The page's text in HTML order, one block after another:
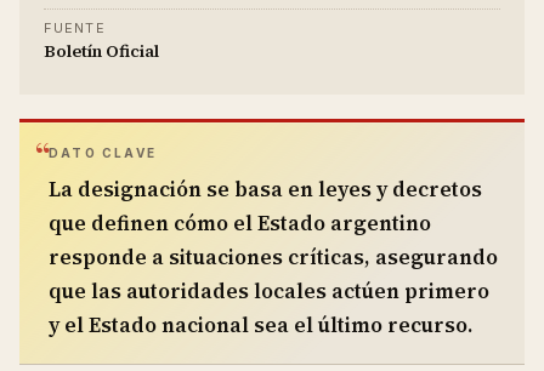
FUENTE
Boletín Oficial
DATO CLAVE
La designación se basa en leyes y decretos
que definen cómo el Estado argentino
responde a situaciones críticas, asegurando
que las autoridades locales actúen primero
y el Estado nacional sea el último recurso.